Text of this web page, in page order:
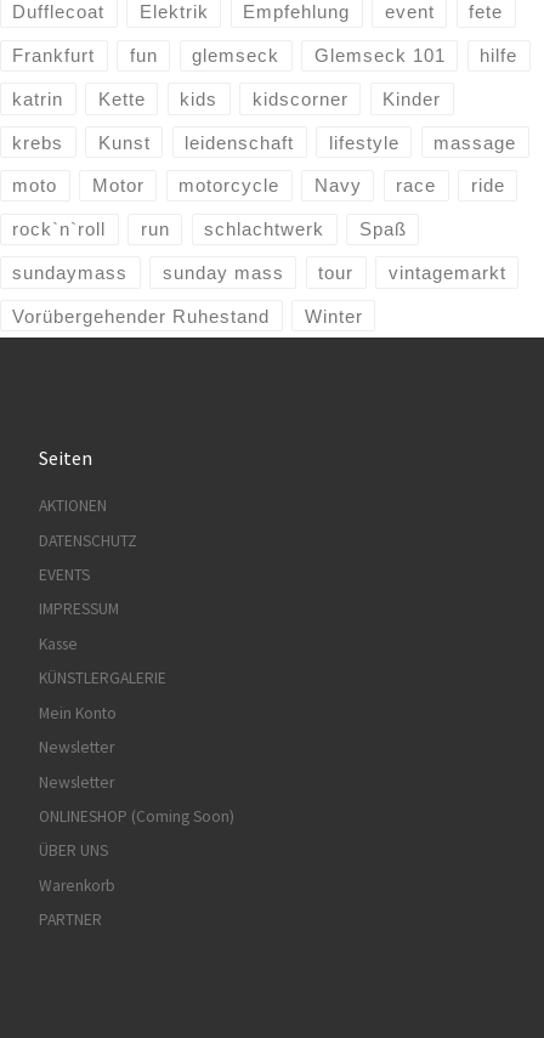
Dufflecoat Elektrik Empfehlung event fete
Frankfurt fun glemseck Glemseck 101 hilfe
katrin Kette kids kidscorner Kinder
krebs Kunst leidenschaft lifestyle massage
moto Motor motorcycle Navy race ride
rock`n`roll run schlachtwerk Spaß
sundaymass sunday mass tour vintagemarkt
Vorübergehender Ruhestand Winter
Seiten
AKTIONEN
DATENSCHUTZ
EVENTS
IMPRESSUM
Kasse
KÜNSTLERGALERIE
Mein Konto
Newsletter
Newsletter
ONLINESHOP (Coming Soon)
ÜBER UNS
Warenkorb
PARTNER